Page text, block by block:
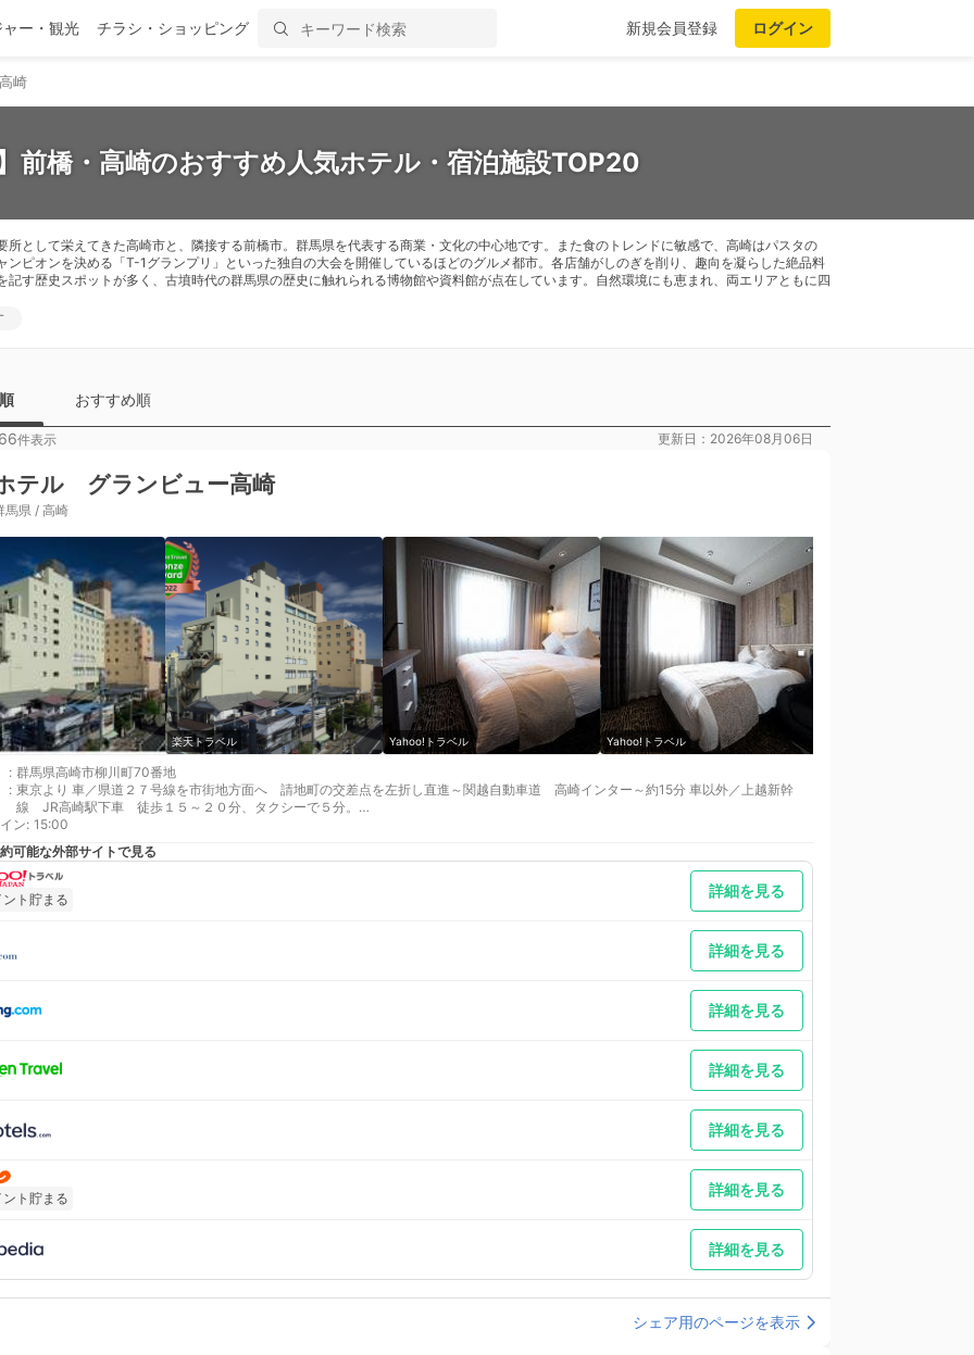
ー・観光 チラシ・ショッピング 新規会員登録 ログイン
崎
前橋・高崎のおすすめ人気ホテル・宿泊施設TOP20
として栄えてきた高崎市と、隣接する前橋市。群馬県を代表する商業・文化の中心地です。また食のトレンドに敏感で、高崎はパスタの
ピオンを決める「T-1グランプリ」といった独自の大会を開催しているほどのグルメ都市。各店舗がしのぎを削り、趣向を凝らした絶品料
す歴史スポットが多く、古墳時代の群馬県の歴史に触れられる博物館や資料館が点在しています。自然環境にも恵まれ、両エリアともに四
おすすめ順
件表示 更新日：2026年08月06日
テル グランビュー高崎
馬県 / 高崎
楽天トラベル Yahoo!トラベル Yahoo!トラベル
: 群馬県高崎市柳川町70番地
: 東京より 車／県道２７号線を市街地方面へ 請地町の交差点を左折し直進～関越自動車道 高崎インター～約15分 車以外／上越新幹
線 JR高崎駅下車 徒歩１５～２０分、タクシーで５分。
最寄り駅１ 高崎
補足 車／当館には、無料駐車場はございません。近隣代表駐車場：ホテル グランビュー高崎立体駐車場駐車場料金：８００円/1泊（ご
宿泊者様のみ）※立駐のみご宿泊者様に限り、出入り無料。フロントにお声かけください。住所：群馬県高崎市柳川町70
ン: 15:00
可能な外部サイトで見る
ント貯まる 詳細を見る
詳細を見る
詳細を見る
詳細を見る
詳細を見る
ント貯まる 詳細を見る
詳細を見る
シェア用のページを表示